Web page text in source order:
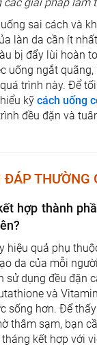
sai cách và
làn da cần ít
bị đẩy lùi hoàn
uống ngắt
trình này. Để
kỹcách uống
đều đặn và
ĐÁP THƯỜNG
hợp thành
hiệu quả phụ
da của mỗi
sử dụng đều đặn
và
sống hơn. Để
thâm sạm, bạn
kết hợp với